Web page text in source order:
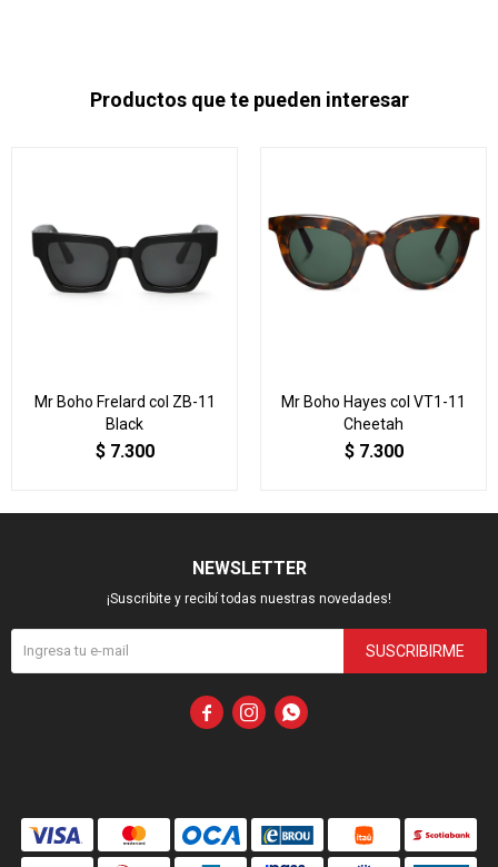
Productos que te pueden interesar
Mr Boho Frelard col ZB-11
Black
$ 7.300
Mr Boho Hayes col VT1-11
Cheetah
$ 7.300
NEWSLETTER
¡Suscribite y recibí todas nuestras novedades!
SUSCRIBIRME
  